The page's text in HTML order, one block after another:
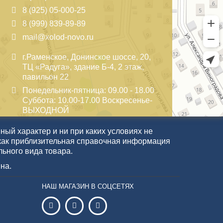
8 (925) 05-000-25
8 (999) 839-89-89
mail@xolod-novo.ru
г.Раменское, Донинское шоссе, 20,
ТЦ «Радуга», здание Б-4, 2 этаж,
павильон 22
Понедельник-пятница: 09.00 - 18.00
Суббота: 10.00-17.00 Воскресенье-
ВЫХОДНОЙ
характер и ни при каких условиях не
приблизительная справочная информация
вида товара.
НАШ МАГАЗИН В СОЦСЕТЯХ